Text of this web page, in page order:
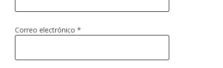
Correo electrónico *